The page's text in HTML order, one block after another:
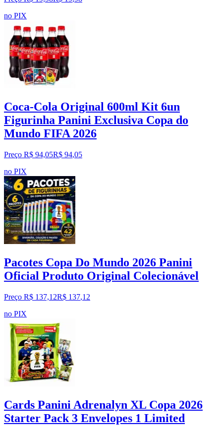
no PIX
Coca-Cola Original 600ml Kit 6un
Figurinha Panini Exclusiva Copa do
Mundo FIFA 2026
Preço R$ 94,05R$ 94,05
no PIX
Pacotes Copa Do Mundo 2026 Panini
Oficial Produto Original Colecionável
Preço R$ 137,12R$ 137,12
no PIX
Cards Panini Adrenalyn XL Copa 2026
Starter Pack 3 Envelopes 1 Limited